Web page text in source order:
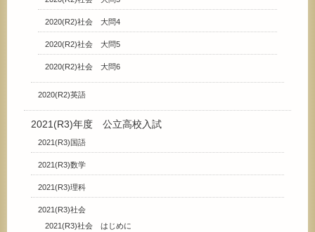
2020(R2)社会 大問4
2020(R2)社会 大問5
2020(R2)社会 大問6
2020(R2)英語
2021(R3)年度 公立高校入試
2021(R3)国語
2021(R3)数学
2021(R3)理科
2021(R3)社会
2021(R3)社会 はじめに